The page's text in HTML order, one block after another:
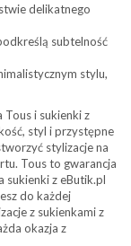
delikatnego
subtelność
stylu,
i sukienki z
styl i przystępne
stylizacje na
Tous to gwarancja
sukienki z eButik.pl
do każdej
z sukienkami z
okazja z